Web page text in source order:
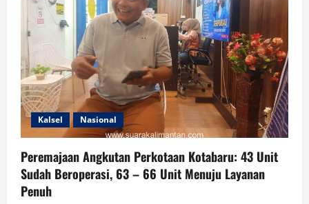
Kalsel Nasional
Peremajaan Angkutan Perkotaan Kotabaru: 43 Unit
Sudah Beroperasi, 63 – 66 Unit Menuju Layanan
Penuh